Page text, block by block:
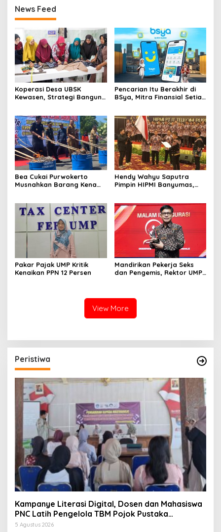
News Feed
Koperasi Desa UBSK
Kewasen, Strategi Bangun
Pencarian Itu Berakhir di
BSya, Mitra Finansial Setia
Bea Cukai Purwokerto
Musnahkan Barang Kena
Hendy Wahyu Saputra
Pimpin HIPMI Banyumas,
Pakar Pajak UMP Kritik
Kenaikan PPN 12 Persen
Mandirikan Pekerja Seks
dan Pengemis, Rektor UMP
View More
Peristiwa
Kampanye Literasi Digital, Dosen dan Mahasiswa
PNC Latih Pengelola TBM Pojok Pustaka
Majenang Produksi Konten Medsos
5 Agustus 2026